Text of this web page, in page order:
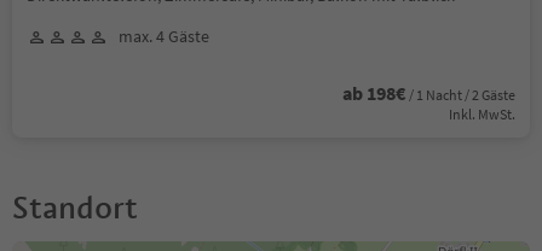
max. 4 Gäste
ab 198€ / 1 Nacht / 2 Gäste
Inkl. MwSt.
Standort